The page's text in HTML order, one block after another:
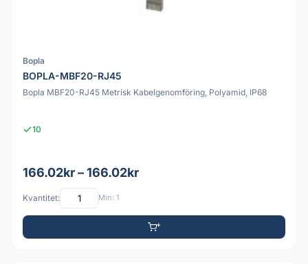
Bopla
BOPLA-MBF20-RJ45
Bopla MBF20-RJ45 Metrisk Kabelgenomföring, Polyamid, IP68
10
166.02kr – 166.02kr
Kvantitet: Min: 1